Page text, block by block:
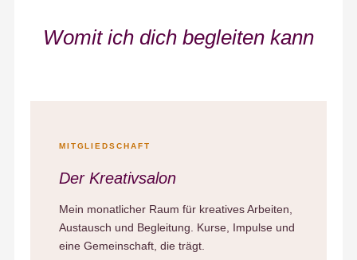
Womit ich dich begleiten kann
MITGLIEDSCHAFT
Der Kreativsalon
Mein monatlicher Raum für kreatives Arbeiten,
Austausch und Begleitung. Kurse, Impulse und
eine Gemeinschaft, die trägt.